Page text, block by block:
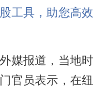
工具，助您高效
媒报道，当地时
官员表示，在纽